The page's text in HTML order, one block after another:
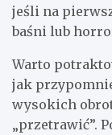
jeśli na
baśni lub
Warto
jak
wysokich
„przetrawić”.